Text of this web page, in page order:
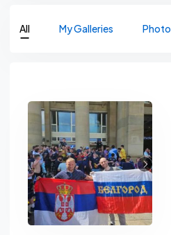
All My Galleries Photo